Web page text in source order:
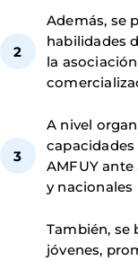
Además, se
habilidades
la
A nivel
AMFUY
y nacionales
También, se
jóvenes,